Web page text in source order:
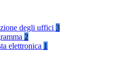
degli uffici 3
2
elettronica 1